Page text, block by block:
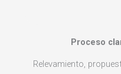
Proceso
Relevamiento,